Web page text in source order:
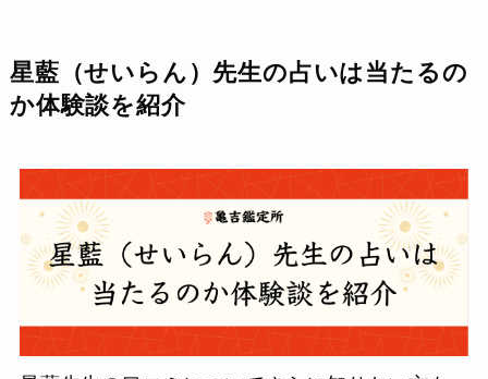
星藍（せいらん）先生の占いは当たるの
か体験談を紹介